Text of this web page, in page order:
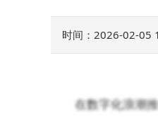
时间：2026-02-05
在数字化浪潮